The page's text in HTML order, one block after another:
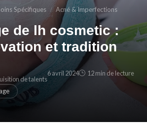
Spécifiques Acné & Imperfections
de lh cosmetic :
et tradition
de talents
6 avril 2024 12 min de lecture